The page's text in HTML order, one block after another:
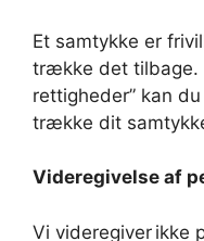
Et samtykke er
trække det tilbage.
rettigheder” kan
trække dit
Videregivelse af
Vi videregiver ikke